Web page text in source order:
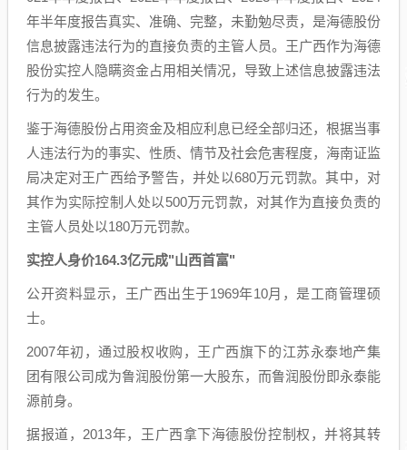
年半年度报告真实、准确、完整，未勤勉尽责，是海德股份
信息披露违法行为的直接负责的主管人员。王广西作为海德
股份实控人隐瞒资金占用相关情况，导致上述信息披露违法
行为的发生。
鉴于海德股份占用资金及相应利息已经全部归还，根据当事
人违法行为的事实、性质、情节及社会危害程度，海南证监
局决定对王广西给予警告，并处以680万元罚款。其中，对
其作为实际控制人处以500万元罚款，对其作为直接负责的
主管人员处以180万元罚款。
实控人身价164.3亿元成"山西首富"
公开资料显示，王广西出生于1969年10月，是工商管理硕
士。
2007年初，通过股权收购，王广西旗下的江苏永泰地产集
团有限公司成为鲁润股份第一大股东，而鲁润股份即永泰能
源前身。
据报道，2013年，王广西拿下海德股份控制权，并将其转